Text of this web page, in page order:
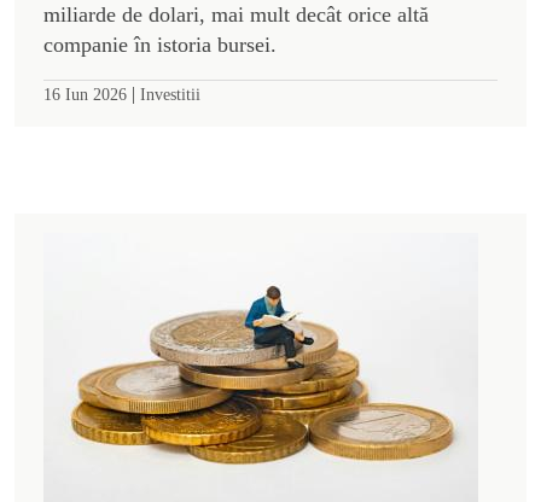
miliarde de dolari, mai mult decât orice altă
companie în istoria bursei.
16 Iun 2026 | Investitii